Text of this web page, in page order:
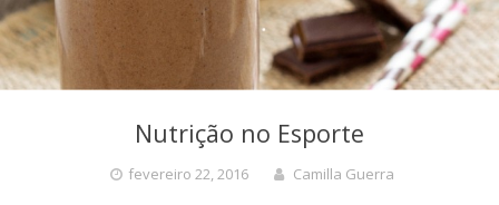
Nutrição no Esporte
fevereiro 22, 2016 Camilla Guerra